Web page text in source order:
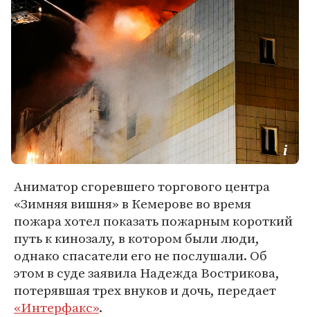
Аниматор сгоревшего торгового центра
«Зимняя вишня» в Кемерове во время
пожара хотел показать пожарным короткий
путь к кинозалу, в котором были люди,
однако спасатели его не послушали. Об
этом в суде заявила Надежда Вострикова,
потерявшая трех внуков и дочь, передает
«Интерфакс».